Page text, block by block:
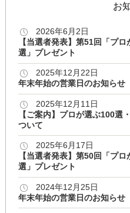
お
2026年6月2日
【当選者発表】第51回「プ
選」プレゼント
2025年12月22日
年末年始の営業日のお知らせ
2025年12月11日
【ご案内】プロが選ぶ100
ついて
2025年6月17日
【当選者発表】第50回「プ
選」プレゼント
2024年12月25日
年末年始の営業日のお知らせ